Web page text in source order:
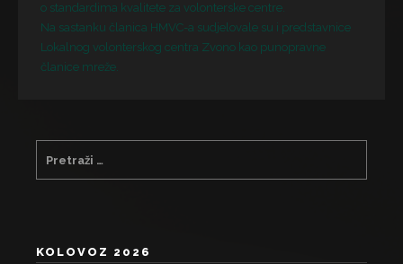
o standardima kvalitete za volonterske centre.
Na sastanku članica HMVC-a sudjelovale su i predstavnice
Lokalnog volonterskog centra Zvono kao punopravne
članice mreže.
KOLOVOZ 2026